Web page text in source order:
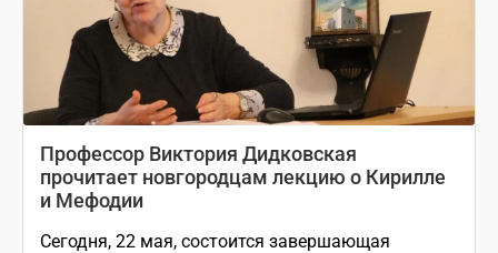
Профессор Виктория Дидковская
прочитает новгородцам лекцию о Кирилле
и Мефодии
Сегодня, 22 мая, состоится завершающая